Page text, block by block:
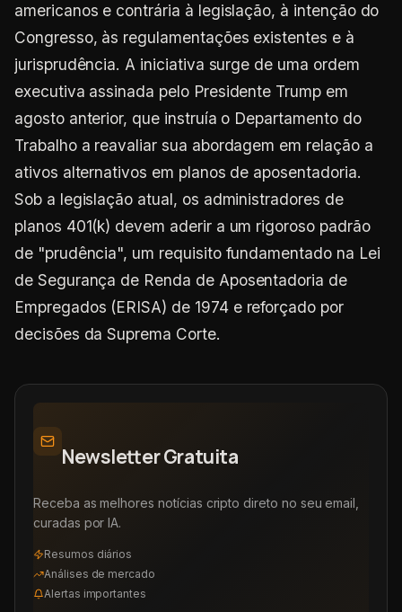
americanos e contrária à legislação, à intenção do
Congresso, às regulamentações existentes e à
jurisprudência. A iniciativa surge de uma ordem
executiva assinada pelo Presidente Trump em
agosto anterior, que instruía o Departamento do
Trabalho a reavaliar sua abordagem em relação a
ativos alternativos em planos de aposentadoria.
Sob a legislação atual, os administradores de
planos 401(k) devem aderir a um rigoroso padrão
de "prudência", um requisito fundamentado na Lei
de Segurança de Renda de Aposentadoria de
Empregados (ERISA) de 1974 e reforçado por
decisões da Suprema Corte.
Newsletter Gratuita
Receba as melhores notícias cripto direto no seu email,
curadas por IA.
Resumos diários
Análises de mercado
Alertas importantes